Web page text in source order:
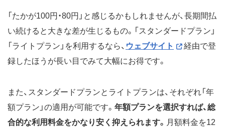
「たかが100円・80円」と感じるかもしれませんが、長期間払
い続けると大きな差が生じるもの。「スタンダードプラン」
「ライトプラン」を利用するなら、 ウェブサイト
経由で登
録したほうが長い目でみて大幅にお得です。
また、スタンダードプランとライトプランは、それぞれ「年
額プラン」の適用が可能です。 年額プランを選択すれば、総
合的な利用料金をかなり安く抑えられます。 月額料金を12